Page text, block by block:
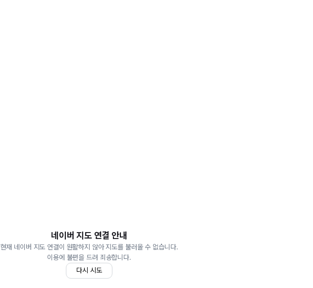
네이버 지도 연결 안내
현재 네이버 지도 연결이 원활하지 않아 지도를 불러올 수 없습니다.
이용에 불편을 드려 죄송합니다.
다시 시도